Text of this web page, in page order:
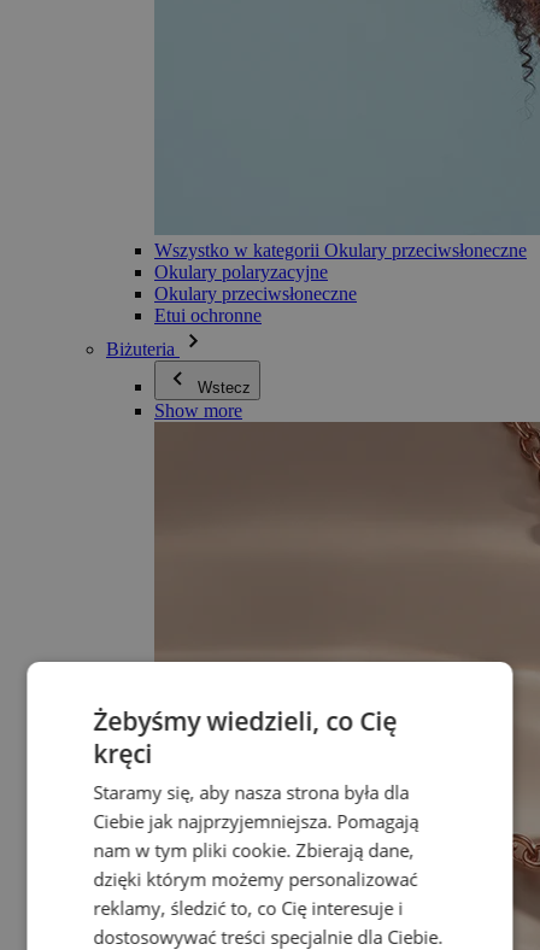
Wszystko w kategorii Okulary przeciwsłoneczne
Okulary polaryzacyjne
Okulary przeciwsłoneczne
Etui ochronne
Biżuteria
Wstecz
Show more
Żebyśmy wiedzieli, co Cię
kręci
Staramy się, aby nasza strona była dla
Ciebie jak najprzyjemniejsza. Pomagają
nam w tym pliki cookie. Zbierają dane,
dzięki którym możemy personalizować
reklamy, śledzić to, co Cię interesuje i
dostosowywać treści specjalnie dla Ciebie.